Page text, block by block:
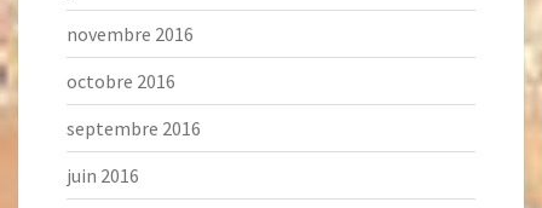
novembre 2016
octobre 2016
septembre 2016
juin 2016